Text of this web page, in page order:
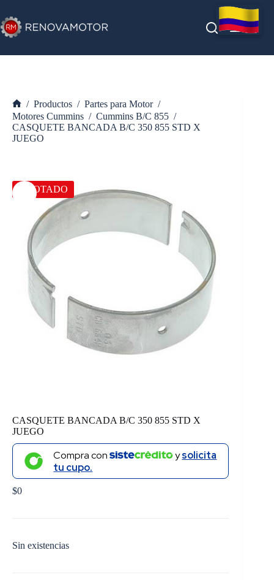
al
contenido
Inicio
/ Productos / Partes para Motor /
Motores Cummins / Cummins B/C 855 /
CASQUETE BANCADA B/C 350 855 STD X
JUEGO
AGOTADO
CASQUETE BANCADA B/C 350 855 STD X
JUEGO
Compra con ysolicita
tu cupo.
$0
Sin existencias